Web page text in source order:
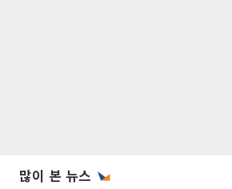
많이 본 뉴스